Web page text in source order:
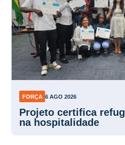
FORÇA 6 AGO 2026
Projeto certifica
na hospitalidade